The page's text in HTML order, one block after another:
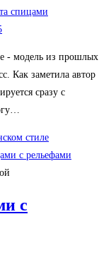
спицами
- модель из прошлых
Как заметила автор
сразу с
стиле
с